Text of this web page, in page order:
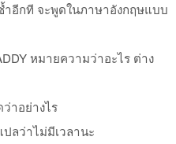
ำอีกที จะพูดในภาษาอังกฤษแบบ
หมายความว่าอะไร ต่าง
าอย่างไร
ปลว่าไม่มีเวลานะ